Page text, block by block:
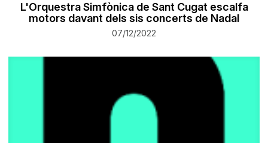
L'Orquestra Simfònica de Sant Cugat escalfa
motors davant dels sis concerts de Nadal
07/12/2022